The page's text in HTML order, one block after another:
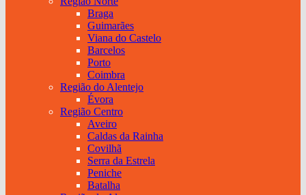
Braga
Guimarães
Viana do Castelo
Barcelos
Porto
Coimbra
Região do Alentejo
Évora
Região Centro
Aveiro
Caldas da Rainha
Covilhã
Serra da Estrela
Peniche
Batalha